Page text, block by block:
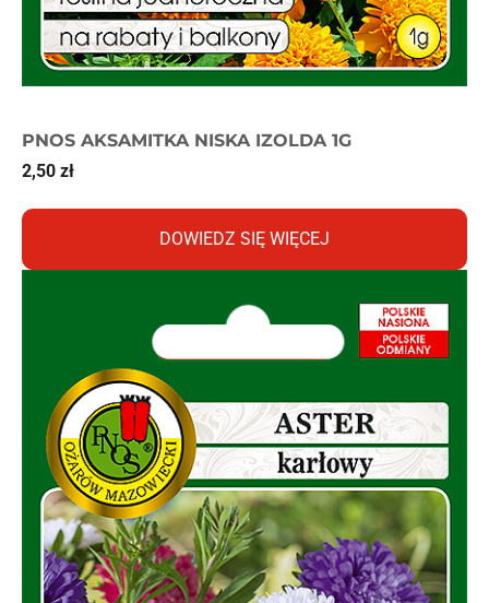
PNOS AKSAMITKA NISKA IZOLDA 1G
2,50 zł
DOWIEDZ SIĘ WIĘCEJ